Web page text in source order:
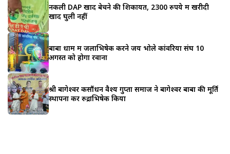
नकली DAP खाद बेचने की शिकायत, 2300 रुपये में खरीदी
खाद घुली नहीं
बाबा धाम में जलाभिषेक करने जय भोले कांवरिया संघ 10
अगस्त को होगा रवाना
श्री बागेश्वर कसौंधन वैश्य गुप्ता समाज ने बागेश्वर बाबा की मूर्ति
स्थापना कर रुद्राभिषेक किया